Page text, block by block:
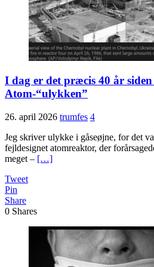
I dag er det præcis 40 år
Atom-“ulykken”
26. april 2026 trumfes 4
Jeg skriver ulykke i gåseøjne, for det
fejldesignet atomreaktor, der
meget – […]
Tweet
Pin
Share
0 Shares